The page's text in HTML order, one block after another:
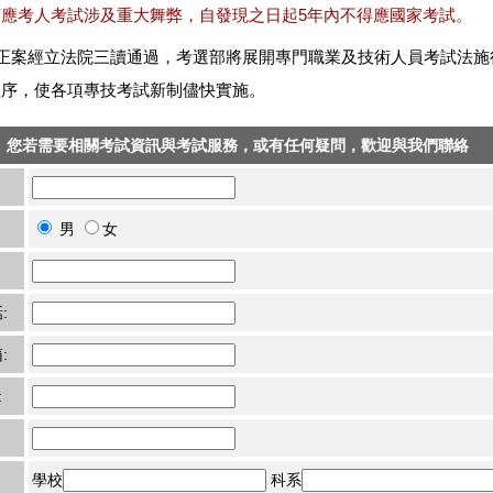
考人考試涉及重大舞弊，自發現之日起5年內不得應國家考試。
案經立法院三讀通過，考選部將展開專門職業及技術人員考試法
，使各項專技考試新制儘快實施。
您若需要相關考試資訊與考試服務，或有任何疑問，歡迎與我們聯絡
男 女
學校 科系